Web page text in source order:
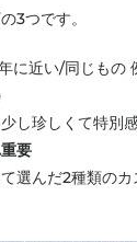
3つです。
近い/同じもの
し珍しくて特別
要
選んだ2種類の